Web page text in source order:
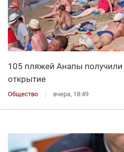
105 пляжей Анапы
открытие
Общество вчера, 18:49